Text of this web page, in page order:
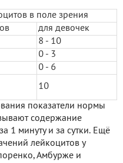
в поле зрения
для девочек
8 - 10
0 - 3
0 - 6
10
показатели нормы
содержание
1 минуту и за сутки. Ещё
лейкоцитов у
Амбурже и